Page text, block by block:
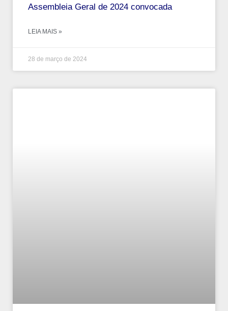
Assembleia Geral de 2024 convocada
LEIA MAIS »
28 de março de 2024